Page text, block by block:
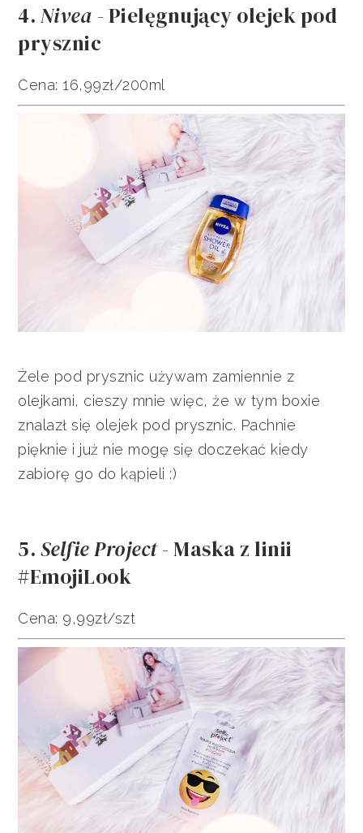
4. Nivea - Pielęgnujący olejek pod
prysznic
Cena: 16,99zł/200ml
Żele pod prysznic używam zamiennie z
olejkami, cieszy mnie więc, że w tym boxie
znalazł się olejek pod prysznic. Pachnie
pięknie i już nie mogę się doczekać kiedy
zabiorę go do kąpieli :)
5. Selfie Project- Maska z linii
#EmojiLook
Cena: 9,99zł/szt